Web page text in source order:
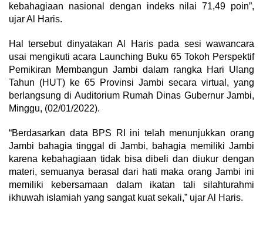
kebahagiaan nasional dengan indeks nilai 71,49 poin”,
ujar Al Haris.
Hal tersebut dinyatakan Al Haris pada sesi wawancara
usai mengikuti acara Launching Buku 65 Tokoh Perspektif
Pemikiran Membangun Jambi dalam rangka Hari Ulang
Tahun (HUT) ke 65 Provinsi Jambi secara virtual, yang
berlangsung di Auditorium Rumah Dinas Gubernur Jambi,
Minggu, (02/01/2022).
“Berdasarkan data BPS RI ini telah menunjukkan orang
Jambi bahagia tinggal di Jambi, bahagia memiliki Jambi
karena kebahagiaan tidak bisa dibeli dan diukur dengan
materi, semuanya berasal dari hati maka orang Jambi ini
memiliki kebersamaan dalam ikatan tali silahturahmi
ikhuwah islamiah yang sangat kuat sekali,” ujar Al Haris.